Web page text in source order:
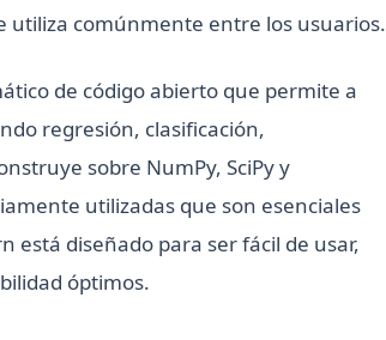
utiliza comúnmente entre los usuarios.
de código abierto que permite a
regresión, clasificación,
sobre NumPy, SciPy y
utilizadas que son esenciales
está diseñado para ser fácil de usar,
óptimos.